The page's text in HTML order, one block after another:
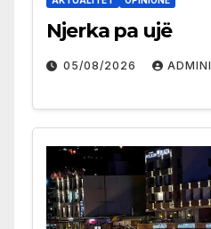
Njerka pa ujë
05/08/2026 ADMINI